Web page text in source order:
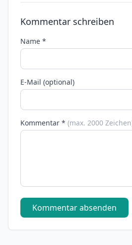
Kommentar schreiben
Name *
E-Mail (optional)
Kommentar * (max. 2000
Kommentar absenden